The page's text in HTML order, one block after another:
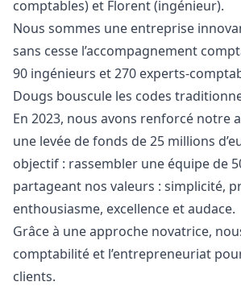
comptables) et Florent (ingénieur).
Nous sommes une entreprise
sans cesse l’accompagnement
90 ingénieurs et 270 experts-
Dougs bouscule les codes
En 2023, nous avons renforcé notre
une levée de fonds de 25 millions
objectif : rassembler une équipe de
partageant nos valeurs : simplicité,
enthousiasme, excellence et audace.
Grâce à une approche novatrice,
comptabilité et l’entrepreneuriat
clients.